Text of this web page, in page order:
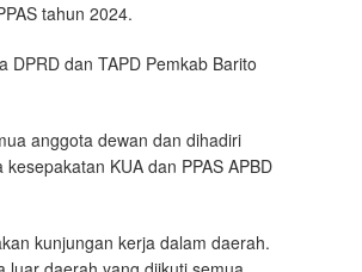
tahun 2024.
dan TAPD Pemkab Barito
anggota dewan dan dihadiri
KUA dan PPAS APBD
kunjungan kerja dalam daerah.